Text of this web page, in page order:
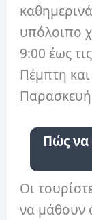
υπόλοιπο
9:00 έως
Πέμπτη
Πώς να
Οι
να μάθουν